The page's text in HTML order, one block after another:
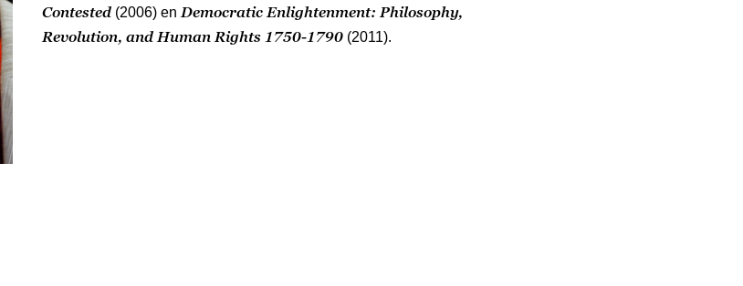
Contested (2006) en Democratic Enlightenment: Philosophy,
Revolution, and Human Rights 1750-1790 (2011).